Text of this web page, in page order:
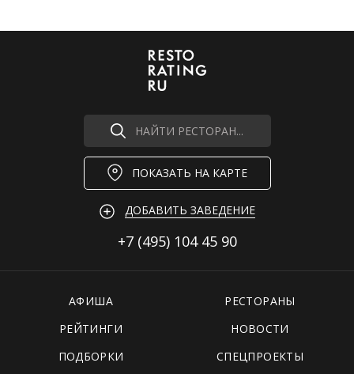
НАЙТИ РЕСТОРАН...
ПОКАЗАТЬ НА КАРТЕ
ДОБАВИТЬ ЗАВЕДЕНИЕ
+7 (495) 104 45 90
АФИША
РЕСТОРАНЫ
РЕЙТИНГИ
НОВОСТИ
ПОДБОРКИ
СПЕЦПРОЕКТЫ